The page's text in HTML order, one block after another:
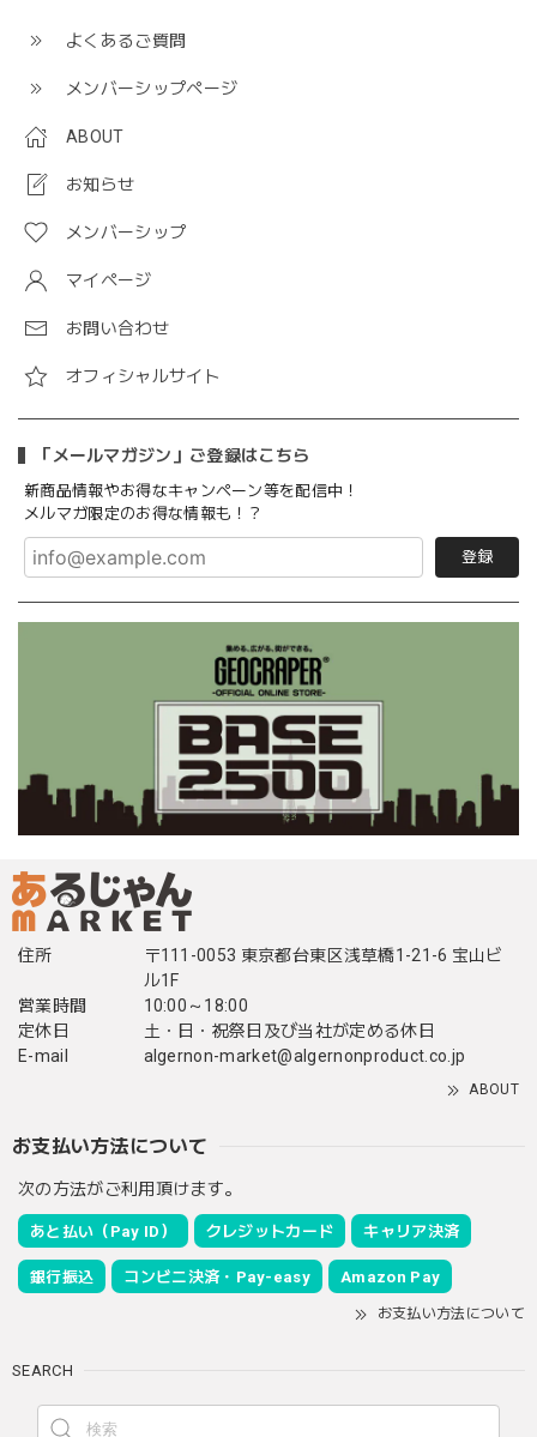
よくあるご質問
メンバーシップページ
ABOUT
お知らせ
メンバーシップ
マイページ
お問い合わせ
オフィシャルサイト
「メールマガジン」ご登録はこちら
新商品情報やお得なキャンペーン等を配信中！
メルマガ限定のお得な情報も！？
登録
住所
〒111-0053 東京都台東区浅草橋1-21-6 宝山ビ
ル1F
営業時間
10:00～18:00
定休日
土・日・祝祭日及び当社が定める休日
E-mail
algernon-market@algernonproduct.co.jp
ABOUT
お支払い方法について
次の方法がご利用頂けます。
あと払い（Pay ID） クレジットカード キャリア決済
銀行振込 コンビニ決済・Pay-easy Amazon Pay
お支払い方法について
SEARCH